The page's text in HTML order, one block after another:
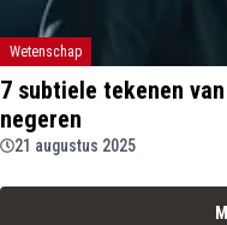
Wetenschap
7 subtiele tekenen
negeren
21 augustus 2025